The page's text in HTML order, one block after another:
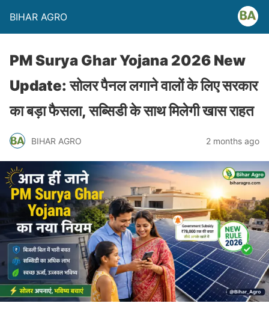
BIHAR AGRO
PM Surya Ghar Yojana 2026 New
Update: सोलर पैनल लगाने वालों के लिए सरकार
का बड़ा फैसला, सब्सिडी के साथ मिलेगी खास राहत
BIHAR AGRO 2 months ago